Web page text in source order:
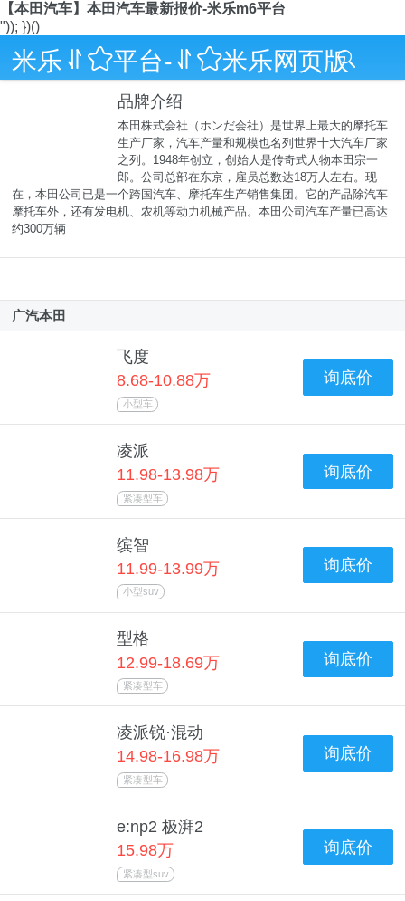
【本田汽车】本田汽车最新报价-米乐m6平台
")); })()
米乐m6平台-m6米乐网页版
8
品牌介绍
本田株式会社（ホンだ会社）是世界上最大的摩托车
生产厂家，汽车产量和规模也名列世界十大汽车厂家
之列。1948年创立，创始人是传奇式人物本田宗一
郎。公司总部在东京，雇员总数达18万人左右。现
在，本田公司已是一个跨国汽车、摩托车生产销售集团。它的产品除汽车
摩托车外，还有发电机、农机等动力机械产品。本田公司汽车产量已高达
约300万辆
广汽本田
飞度
8.68-10.88万
小型车
询底价
凌派
11.98-13.98万
紧凑型车
询底价
缤智
11.99-13.99万
小型suv
询底价
型格
12.99-18.69万
紧凑型车
询底价
凌派锐·混动
14.98-16.98万
紧凑型车
询底价
e:np2 极湃2
15.98万
紧凑型suv
询底价